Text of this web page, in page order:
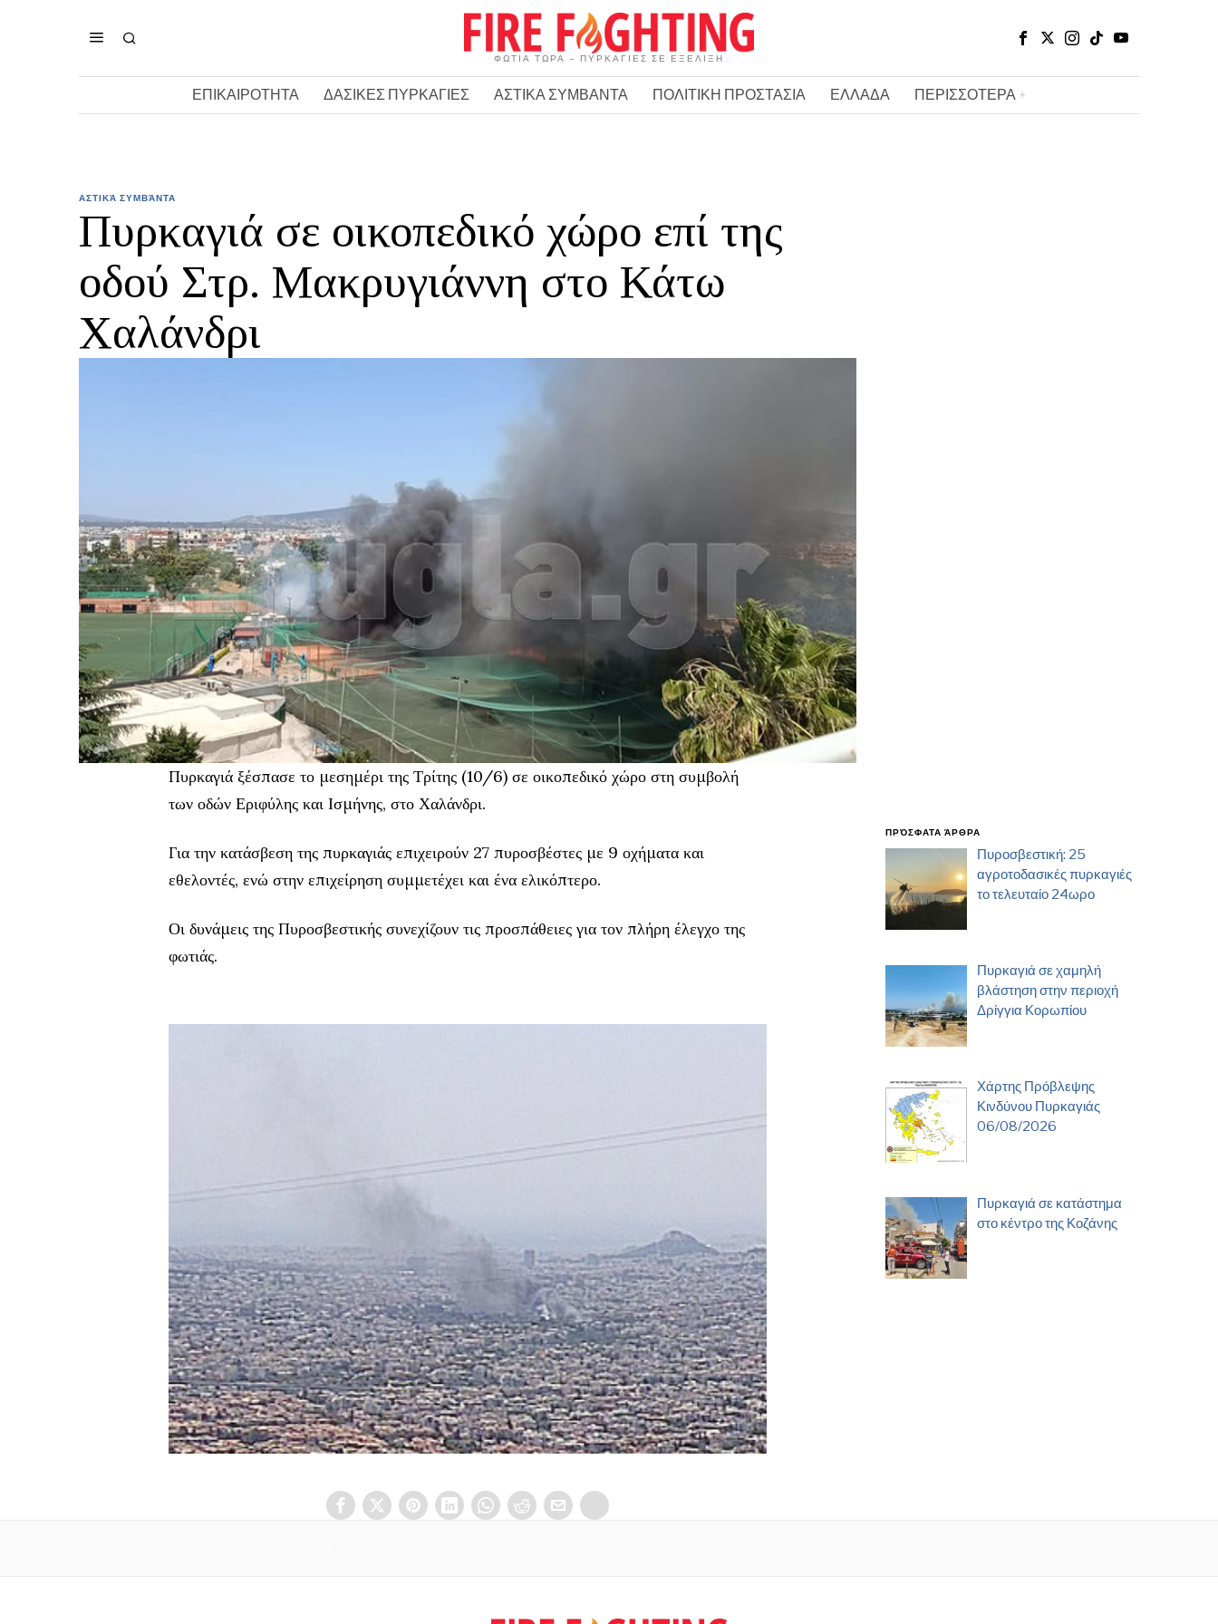
ΦΩΤΙΑ ΤΩΡΑ – ΠΥΡΚΑΓΙΕΣ ΣΕ ΕΞΕΛΙΞΗ
ΕΠΙΚΑΙΡΟΤΗΤΑ ΔΑΣΙΚΕΣ ΠΥΡΚΑΓΙΕΣ ΑΣΤΙΚΑ ΣΥΜΒΑΝΤΑ ΠΟΛΙΤΙΚΗ ΠΡΟΣΤΑΣΙΑ ΕΛΛΑΔΑ ΠΕΡΙΣΣΟΤΕΡΑ
ΑΣΤΙΚΆ ΣΥΜΒΆΝΤΑ
Πυρκαγιά σε οικοπεδικό χώρο επί της
οδού Στρ. Μακρυγιάννη στο Κάτω
Χαλάνδρι
Πυρκαγιά ξέσπασε το μεσημέρι της Τρίτης (10/6) σε οικοπεδικό χώρο στη συμβολή
των οδών Εριφύλης και Ισμήνης, στο Χαλάνδρι.
Για την κατάσβεση της πυρκαγιάς επιχειρούν 27 πυροσβέστες με 9 οχήματα και
εθελοντές, ενώ στην επιχείρηση συμμετέχει και ένα ελικόπτερο.
Οι δυνάμεις της Πυροσβεστικής συνεχίζουν τις προσπάθειες για τον πλήρη έλεγχο της
φωτιάς.
ΠΡΌΣΦΑΤΑ ΆΡΘΡΑ
Πυροσβεστική: 25
αγροτοδασικές πυρκαγιές
το τελευταίο 24ωρο
Πυρκαγιά σε χαμηλή
βλάστηση στην περιοχή
Δρίγγια Κορωπίου
Χάρτης Πρόβλεψης
Κινδύνου Πυρκαγιάς
06/08/2026
Πυρκαγιά σε κατάστημα
στο κέντρο της Κοζάνης